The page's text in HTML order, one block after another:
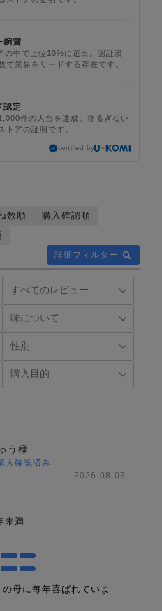
銅賞
の中で上位10%に選出。認証済
で業界をリードする存在です。
認定
件の大台を達成。揺るぎない
トアの証明です。
certified by
詳細フィルター
数順
購入確認順
う様
入確認済み
2026-08-03
未満
母に毎年喜ばれていま